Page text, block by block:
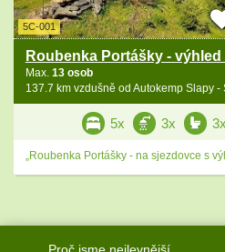
5C-001
Roubenka Portášky -
Max. 13 osob
137.7 km vzdušně od Autokemp Slapy
5x 3x 3x
„Roubenka Portášky - na sjezdovce s